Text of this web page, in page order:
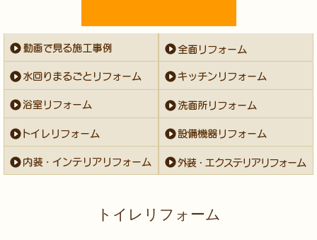
トイレリフォーム